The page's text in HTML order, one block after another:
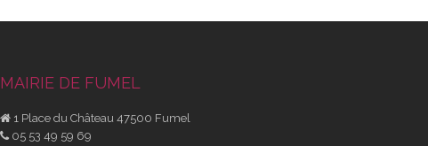
MAIRIE DE FUMEL
1 Place du Château 47500 Fumel
05 53 49 59 69